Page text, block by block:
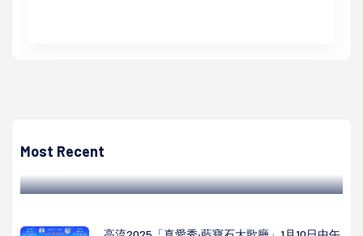
Most Recent
影展優秀短片